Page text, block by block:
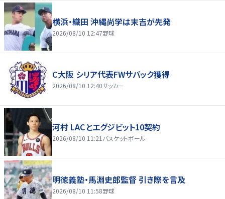
横浜・織田 沖縄尚学は末吉が先発
2026/08/10 12:47野球
C大阪 シリア代表FWサバック獲得
2026/08/10 12:40サッカー
河村 LACとエグジビット10契約
2026/08/10 11:21 バスケットボール
明徳義塾・馬淵史郎監督 引き際を言及
2026/08/10 11:58野球